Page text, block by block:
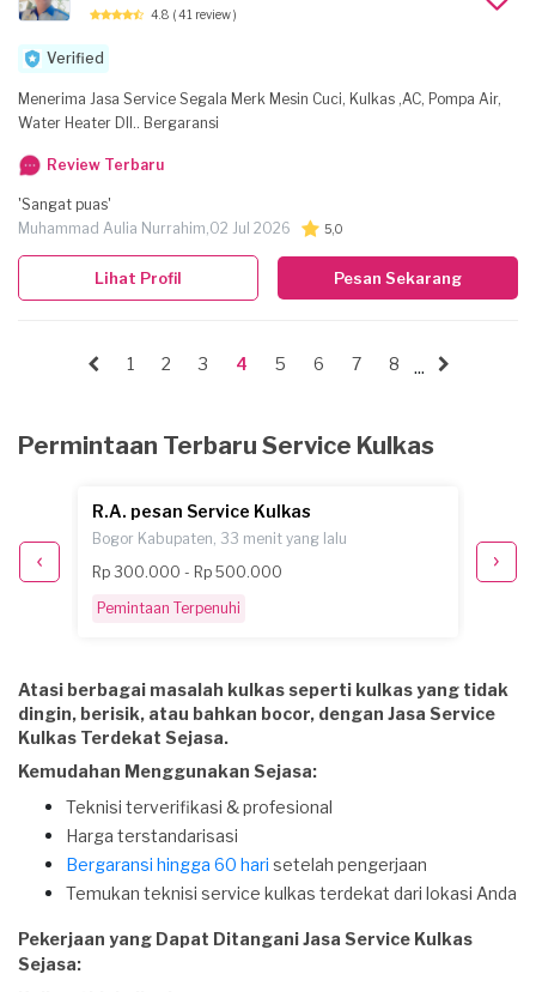
4.8 ( 41 review )
Verified
Menerima Jasa Service Segala Merk Mesin Cuci, Kulkas ,AC, Pompa Air,
Water Heater Dll.. Bergaransi
Review Terbaru
'Sangat puas'
Muhammad Aulia Nurrahim,02 Jul 2026 5,0
Pesan Sekarang
Lihat Profil
1 2 3 4 5 6 7 8 ...
Permintaan Terbaru Service Kulkas
R.A. pesan Service Kulkas
Bogor Kabupaten, 33 menit yang lalu
Rp 300.000 - Rp 500.000
Pemintaan Terpenuhi
Atasi berbagai masalah kulkas seperti kulkas yang tidak
dingin, berisik, atau bahkan bocor, dengan Jasa Service
Kulkas Terdekat Sejasa.
Kemudahan Menggunakan Sejasa:
Teknisi terverifikasi & profesional
Harga terstandarisasi
Bergaransi hingga 60 hari setelah pengerjaan
Temukan teknisi service kulkas terdekat dari lokasi Anda
Pekerjaan yang Dapat Ditangani Jasa Service Kulkas
Sejasa: